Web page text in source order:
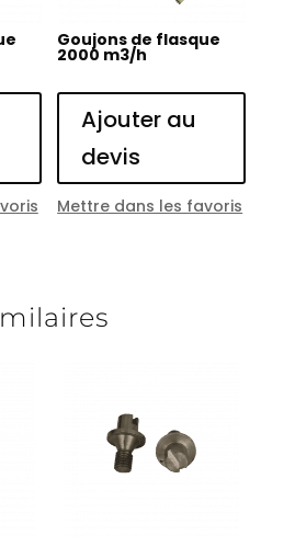
Goujons de flasque
2000 m3/h
Ajouter au
devis
Mettre dans les favoris